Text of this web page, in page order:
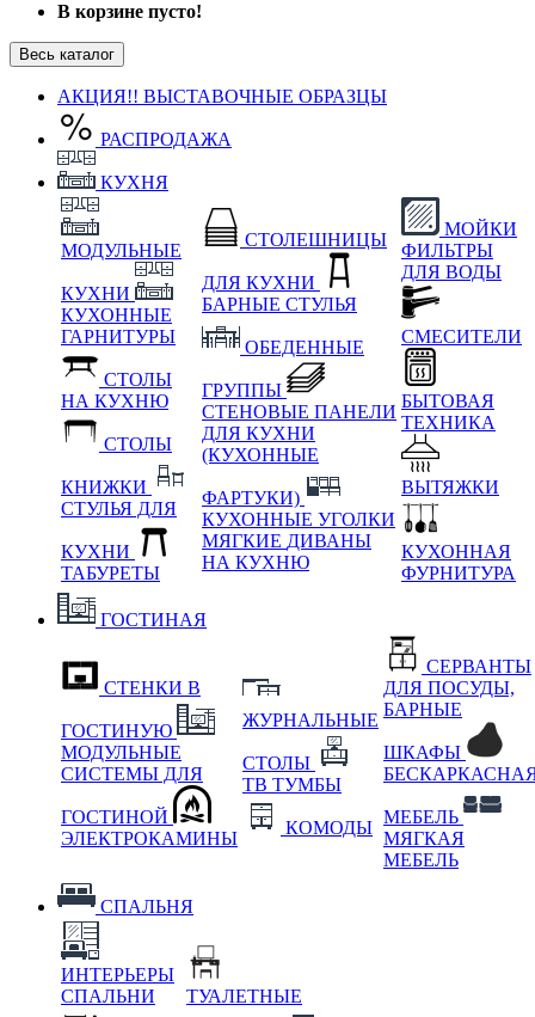
В корзине пусто!
Весь каталог
АКЦИЯ!! ВЫСТАВОЧНЫЕ ОБРАЗЦЫ
РАСПРОДАЖА
КУХНЯ
МОДУЛЬНЫЕ
КУХНИ
КУХОННЫЕ
ГАРНИТУРЫ
СТОЛЫ
НА КУХНЮ
СТОЛЫ
КНИЖКИ
СТУЛЬЯ ДЛЯ
КУХНИ
ТАБУРЕТЫ
СТОЛЕШНИЦЫ
ДЛЯ КУХНИ
БАРНЫЕ СТУЛЬЯ
ОБЕДЕННЫЕ
ГРУППЫ
СТЕНОВЫЕ ПАНЕЛИ
ДЛЯ КУХНИ
(КУХОННЫЕ
ФАРТУКИ)
КУХОННЫЕ УГОЛКИ
МЯГКИЕ ДИВАНЫ
НА КУХНЮ
МОЙКИ
ФИЛЬТРЫ
ДЛЯ ВОДЫ
СМЕСИТЕЛИ
БЫТОВАЯ
ТЕХНИКА
ВЫТЯЖКИ
КУХОННАЯ
ФУРНИТУРА
ГОСТИНАЯ
СТЕНКИ В
ГОСТИНУЮ
МОДУЛЬНЫЕ
СИСТЕМЫ ДЛЯ
ГОСТИНОЙ
ЭЛЕКТРОКАМИНЫ
ЖУРНАЛЬНЫЕ
СТОЛЫ
ТВ ТУМБЫ
КОМОДЫ
СЕРВАНТЫ
ДЛЯ ПОСУДЫ,
БАРНЫЕ
ШКАФЫ
МЕБЕЛЬ
МЯГКАЯ
МЕБЕЛЬ
СПАЛЬНЯ
ИНТЕРЬЕРЫ
СПАЛЬНИ
ТУАЛЕТНЫЕ